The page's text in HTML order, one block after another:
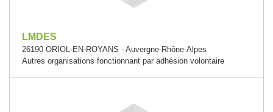
LMDES
26190 ORIOL-EN-ROYANS - Auvergne-Rhône-Alpes
Autres organisations fonctionnant par adhésion volontaire